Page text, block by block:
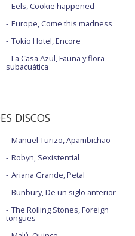
Eels, Cookie happened
Europe, Come this madness
Tokio Hotel, Encore
La Casa Azul, Fauna y flora
subacuática
DISCOS
Manuel Turizo, Apambichao
Robyn, Sexistential
Ariana Grande, Petal
Bunbury, De un siglo anterior
The Rolling Stones, Foreign
tongues